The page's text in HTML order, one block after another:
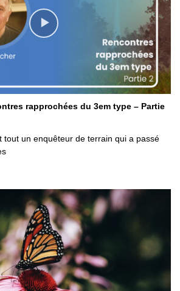
rapprochées du 3em type – Partie
tout un enquêteur de terrain qui a passé